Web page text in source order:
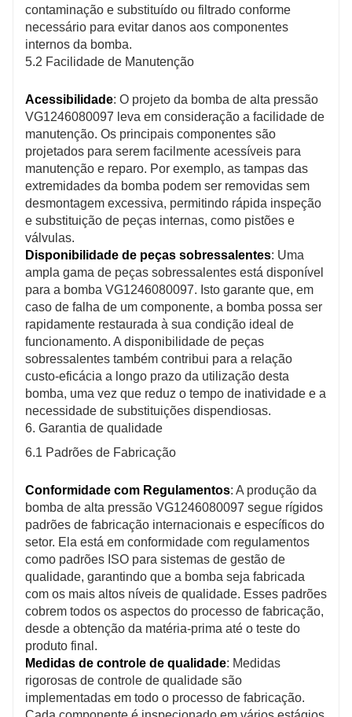
contaminação e substituído ou filtrado conforme
necessário para evitar danos aos componentes
internos da bomba.
5.2 Facilidade de Manutenção
Acessibilidade: O projeto da bomba de alta pressão
VG1246080097 leva em consideração a facilidade de
manutenção. Os principais componentes são
projetados para serem facilmente acessíveis para
manutenção e reparo. Por exemplo, as tampas das
extremidades da bomba podem ser removidas sem
desmontagem excessiva, permitindo rápida inspeção
e substituição de peças internas, como pistões e
válvulas.
Disponibilidade de peças sobressalentes: Uma
ampla gama de peças sobressalentes está disponível
para a bomba VG1246080097. Isto garante que, em
caso de falha de um componente, a bomba possa ser
rapidamente restaurada à sua condição ideal de
funcionamento. A disponibilidade de peças
sobressalentes também contribui para a relação
custo-eficácia a longo prazo da utilização desta
bomba, uma vez que reduz o tempo de inatividade e a
necessidade de substituições dispendiosas.
6. Garantia de qualidade
6.1 Padrões de Fabricação
Conformidade com Regulamentos: A produção da
bomba de alta pressão VG1246080097 segue rígidos
padrões de fabricação internacionais e específicos do
setor. Ela está em conformidade com regulamentos
como padrões ISO para sistemas de gestão de
qualidade, garantindo que a bomba seja fabricada
com os mais altos níveis de qualidade. Esses padrões
cobrem todos os aspectos do processo de fabricação,
desde a obtenção da matéria-prima até o teste do
produto final.
Medidas de controle de qualidade: Medidas
rigorosas de controle de qualidade são
implementadas em todo o processo de fabricação.